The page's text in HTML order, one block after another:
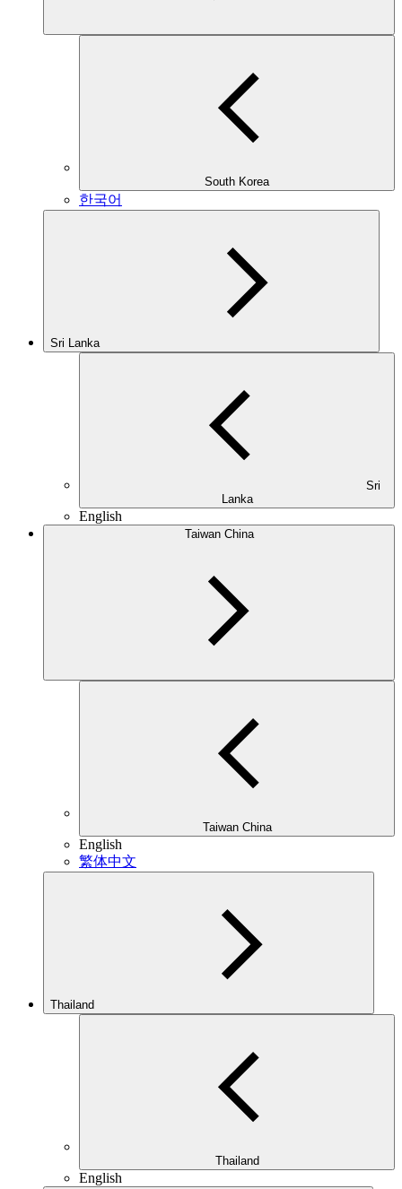
South Korea
한국어
Sri Lanka
Lanka
English
Taiwan China
Taiwan China
English
繁体中文
Thailand
Thailand
English